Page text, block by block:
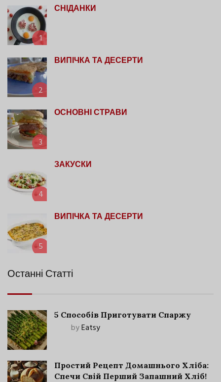
1
СНІДАНКИ
2
ВИПІЧКА ТА ДЕСЕРТИ
3
ОСНОВНІ СТРАВИ
4
ЗАКУСКИ
5
ВИПІЧКА ТА ДЕСЕРТИ
Останні Статті
5 Способів Приготувати Спаржу
byEatsy
Простий Рецепт Домашнього Хліба:
Спечи Свій Перший Запашний Хліб!